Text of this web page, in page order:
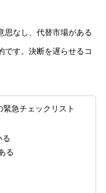
思なし、代替市場がある
です。決断を遅らせるコ
急チェックリスト
る
る